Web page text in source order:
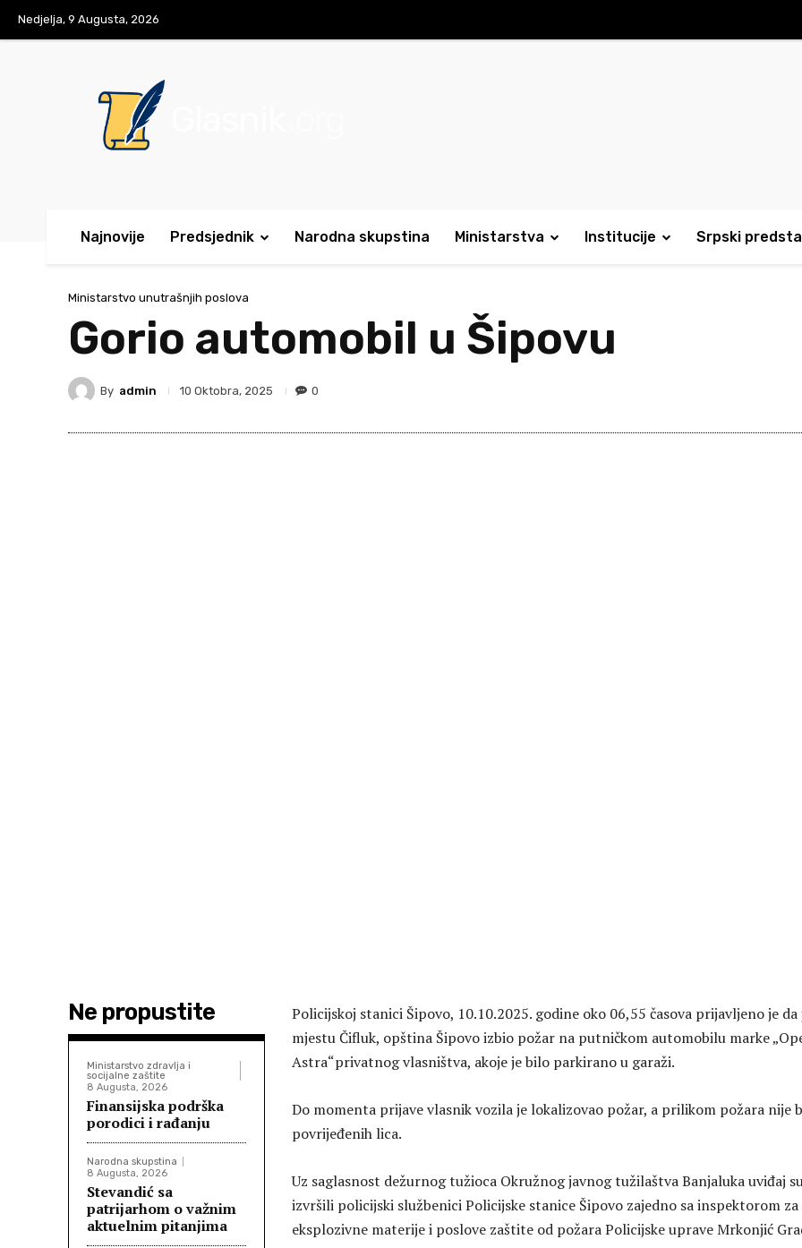
Nedjelja, 9 Augusta, 2026
Najnovije Predsjednik Narodna skupstina Ministarstva Institucije Srpski
Ministarstvo unutrašnjih poslova
Gorio automobil u Šipovu
By admin 10 Oktobra, 2025 0
Ne propustite
Ministarstvo zdravlja i
socijalne zaštite
8 Augusta, 2026
Finansijska podrška
porodici i rađanju
Narodna skupstina
8 Augusta, 2026
Stevandić sa
patrijarhom o važnim
aktuelnim pitanjima
Policijskoj stanici Šipovo, 10.10.2025. godine oko 06,55 časova prijavljeno je da
mjestu Čifluk, opština Šipovo izbio požar na putničkom automobilu marke
Astra“privatnog vlasništva, akoje je bilo parkirano u garaži.
Do momenta prijave vlasnik vozila je lokalizovao požar, a prilikom požara nije
povrijeđenih lica.
Uz saglasnost dežurnog tužioca Okružnog javnog tužilaštva Banjaluka uviđaj
izvršili policijski službenici Policijske stanice Šipovo zajedno sa inspektorom za
eksplozivne materije i poslove zaštite od požara Policijske uprave Mrkonjić